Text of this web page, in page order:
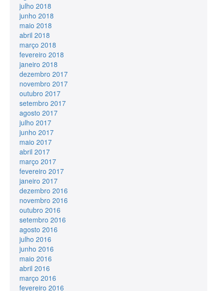
julho 2018
junho 2018
maio 2018
abril 2018
março 2018
fevereiro 2018
janeiro 2018
dezembro 2017
novembro 2017
outubro 2017
setembro 2017
agosto 2017
julho 2017
junho 2017
maio 2017
abril 2017
março 2017
fevereiro 2017
janeiro 2017
dezembro 2016
novembro 2016
outubro 2016
setembro 2016
agosto 2016
julho 2016
junho 2016
maio 2016
abril 2016
março 2016
fevereiro 2016